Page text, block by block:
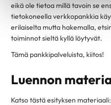
eikä ole tietoa millä tavoin se
tietokoneella verkkopankkia
erilaiselta mutta hakemalla,
toiminnot sieltä kyllä löytyvät.
Tämä pankkipalveluista, kiitos!
Luennon
Katso tästä esityksen materiaali: